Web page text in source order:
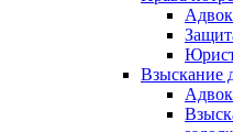
Взыскание